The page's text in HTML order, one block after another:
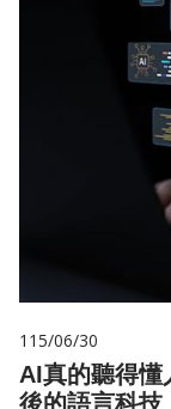
115/06/30
AI真的聽得懂
後的語言科技